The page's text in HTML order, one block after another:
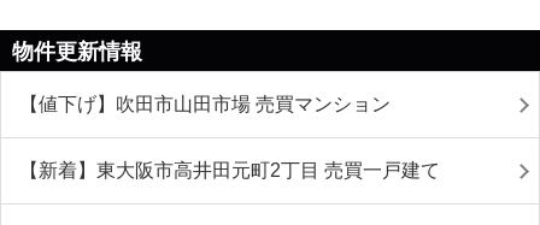
物件更新情報
【値下げ】吹田市山田市場 売買マンション
【新着】東大阪市高井田元町2丁目 売買一戸建て